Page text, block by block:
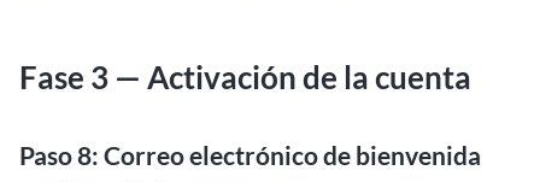
Fase 3 — Activación de la cuenta
Paso 8: Correo electrónico de bienvenida